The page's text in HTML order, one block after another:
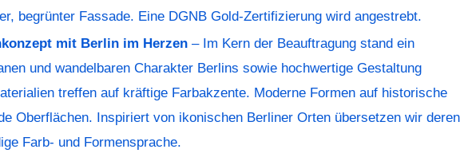
begrünter Fassade. Eine DGNB Gold-Zertifizierung wird angestrebt.
mit Berlin im Herzen – Im Kern der Beauftragung stand ein
und wandelbaren Charakter Berlins sowie hochwertige Gestaltung
treffen auf kräftige Farbakzente. Moderne Formen auf historische
Oberflächen. Inspiriert von ikonischen Berliner Orten übersetzen wir deren
Farb- und Formensprache.